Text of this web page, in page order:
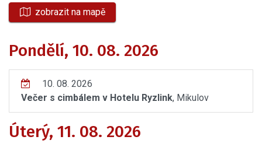
zobrazit na mapě
Pondělí, 10. 08. 2026
10. 08. 2026
Večer s cimbálem v Hotelu Ryzlink, Mikulov
Úterý, 11. 08. 2026